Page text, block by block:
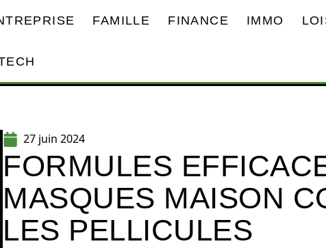
FAMILLE FINANCE IMMO
27 juin 2024
FORMULES
MASQUES MAISON
LES PELLICULES